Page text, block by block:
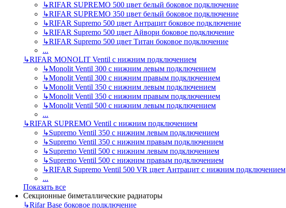
↳RIFAR SUPREMO 500 цвет белый боковое подключение
↳RIFAR SUPREMO 350 цвет белый боковое подключение
↳RIFAR Supremo 500 цвет Антрацит боковое подключение
↳RIFAR Supremo 500 цвет Айвори боковое подключение
↳RIFAR Supremo 500 цвет Титан боковое подключение
...
↳RIFAR MONOLIT Ventil с нижним подключением
↳Monolit Ventil 300 с нижним левым подключением
↳Monolit Ventil 300 с нижним правым подключением
↳Monolit Ventil 350 с нижним левым подключением
↳Monolit Ventil 350 с нижним правым подключением
↳Monolit Ventil 500 с нижним левым подключением
...
↳RIFAR SUPREMO Ventil с нижним подключением
↳Supremo Ventil 350 с нижним левым подключением
↳Supremo Ventil 350 с нижним правым подключением
↳Supremo Ventil 500 с нижним левым подключением
↳Supremo Ventil 500 с нижним правым подключением
↳RIFAR Supremo Ventil 500 VR цвет Антрацит с нижним подключением
...
Показать все
Секционные биметаллические радиаторы
↳Rifar Base боковое подключение